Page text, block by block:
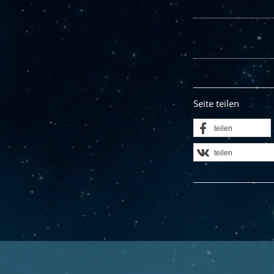
Seite teilen
teilen
teilen